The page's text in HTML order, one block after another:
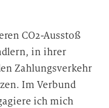
CO2-Ausstoß
in ihrer
Zahlungsverkehr
Im Verbund
ich mich